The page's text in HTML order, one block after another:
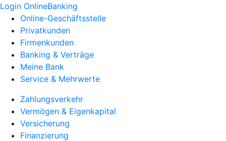
Login OnlineBanking
Online-Geschäftsstelle
Privatkunden
Firmenkunden
Banking & Verträge
Meine Bank
Service & Mehrwerte
Zahlungsverkehr
Vermögen & Eigenkapital
Versicherung
Finanzierung